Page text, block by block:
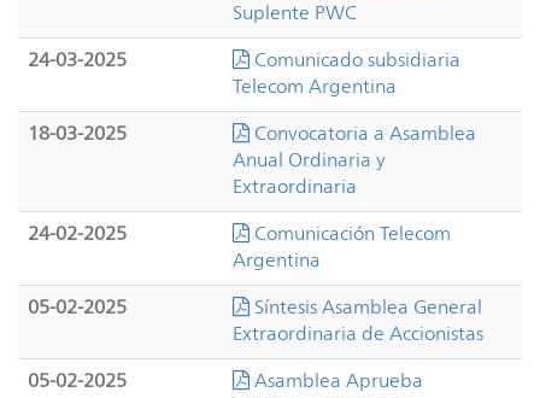
Suplente PWC
24-03-2025
Comunicado subsidiaria
Telecom Argentina
18-03-2025
Convocatoria a Asamblea
Anual Ordinaria y
Extraordinaria
24-02-2025
Comunicación Telecom
Argentina
05-02-2025
Síntesis Asamblea General
Extraordinaria de Accionistas
05-02-2025
Asamblea Aprueba